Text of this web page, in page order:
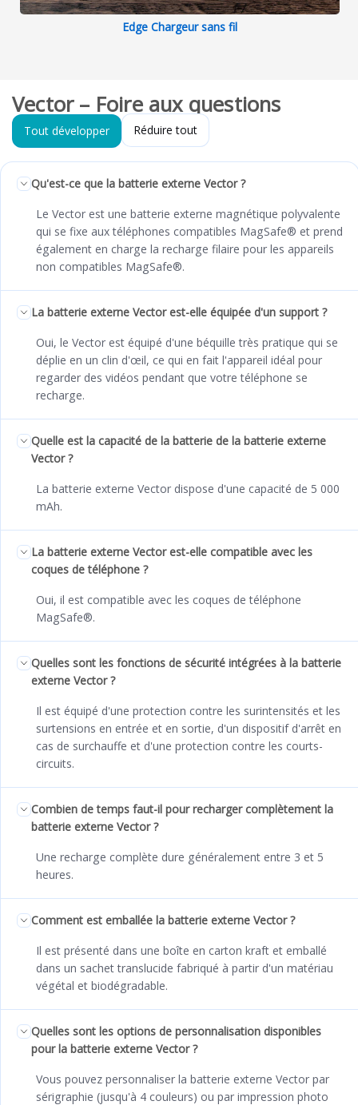
Edge Chargeur sans fil
Vector – Foire aux questions
Tout développer Réduire tout
Qu'est-ce que la batterie externe Vector ?
Le Vector est une batterie externe magnétique polyvalente
qui se fixe aux téléphones compatibles MagSafe® et prend
également en charge la recharge filaire pour les appareils
non compatibles MagSafe®.
La batterie externe Vector est-elle équipée d'un support ?
Oui, le Vector est équipé d'une béquille très pratique qui se
déplie en un clin d'œil, ce qui en fait l'appareil idéal pour
regarder des vidéos pendant que votre téléphone se
recharge.
Quelle est la capacité de la batterie de la batterie externe
Vector ?
La batterie externe Vector dispose d'une capacité de 5 000
mAh.
La batterie externe Vector est-elle compatible avec les
coques de téléphone ?
Oui, il est compatible avec les coques de téléphone
MagSafe®.
Quelles sont les fonctions de sécurité intégrées à la batterie
externe Vector ?
Il est équipé d'une protection contre les surintensités et les
surtensions en entrée et en sortie, d'un dispositif d'arrêt en
cas de surchauffe et d'une protection contre les courts-
circuits.
Combien de temps faut-il pour recharger complètement la
batterie externe Vector ?
Une recharge complète dure généralement entre 3 et 5
heures.
Comment est emballée la batterie externe Vector ?
Il est présenté dans une boîte en carton kraft et emballé
dans un sachet translucide fabriqué à partir d'un matériau
végétal et biodégradable.
Quelles sont les options de personnalisation disponibles
pour la batterie externe Vector ?
Vous pouvez personnaliser la batterie externe Vector par
sérigraphie (jusqu'à 4 couleurs) ou par impression photo